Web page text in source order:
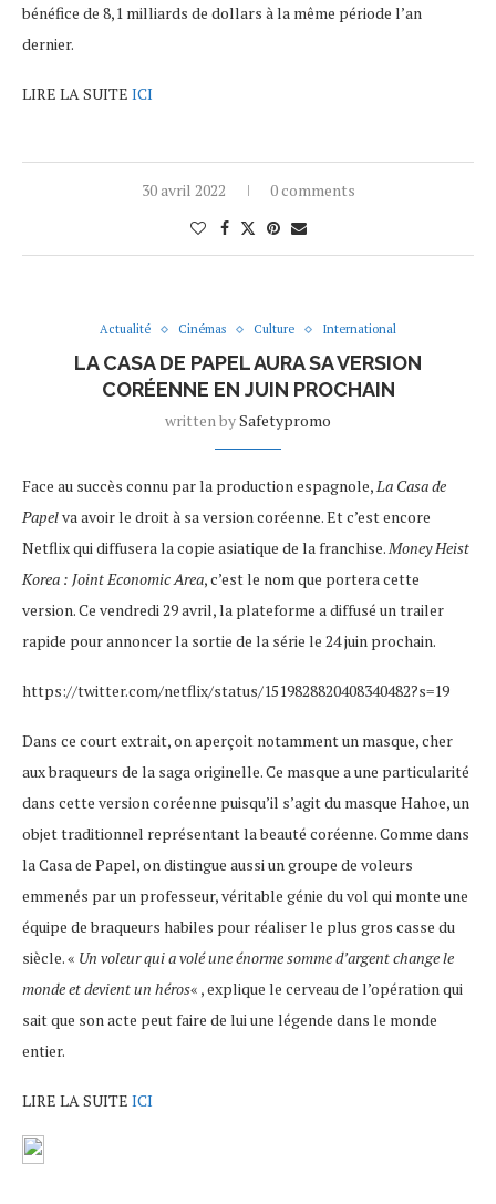
bénéfice de 8,1 milliards de dollars à la même période l’an
dernier.
LIRE LA SUITE ICI
30 avril 2022 0 comments
Actualité Cinémas Culture International
LA CASA DE PAPEL AURA SA VERSION
CORÉENNE EN JUIN PROCHAIN
written bySafetypromo
Face au succès connu par la production espagnole,La Casa de
Papelva avoir le droit à sa version coréenne. Et c’est encore
Netflix qui diffusera la copie asiatique de la franchise.Money Heist
Korea : Joint Economic Area, c’est le nom que portera cette
version. Ce vendredi 29 avril, la plateforme a diffusé un trailer
rapide pour annoncer la sortie de la série le 24 juin prochain.
https://twitter.com/netflix/status/1519828820408340482?s=19
Dans ce court extrait, on aperçoit notamment un masque, cher
aux braqueurs de la saga originelle. Ce masque a une particularité
dans cette version coréenne puisqu’il s’agit du masque Hahoe, un
objet traditionnel représentant la beauté coréenne. Comme dans
la Casa de Papel, on distingue aussi un groupe de voleurs
emmenés par un professeur, véritable génie du vol qui monte une
équipe de braqueurs habiles pour réaliser le plus gros casse du
siècle. « Un voleur qui a volé une énorme somme d’argent change le
monde et devient un héros« , explique le cerveau de l’opération qui
sait que son acte peut faire de lui une légende dans le monde
entier.
LIRE LA SUITE ICI